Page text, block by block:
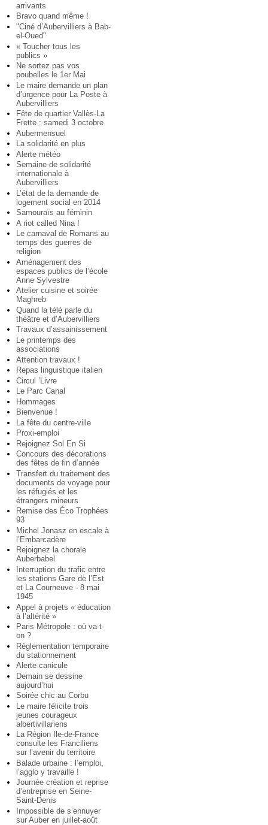
arrivants
Bravo quand même !
"Ciné d’Aubervilliers à Bab-
el-Oued"
« Toucher tous les
publics »
Ne sortez pas vos
poubelles le 1er Mai
Le maire demande un plan
d’urgence pour La Poste à
Aubervilliers
Fête de quartier Vallès-La
Frette : samedi 3 octobre
Aubermensuel
La solidarité en plus
Alerte météo
Semaine de solidarité
internationale à
Aubervilliers
L’état de la demande de
logement social en 2014
Samouraïs au féminin
A riot called Nina !
Le carnaval de Romans au
temps des guerres de
religion
Aménagement des
espaces publics de l’école
Anne Sylvestre
Atelier cuisine et soirée
Maghreb
Quand la télé parle du
théâtre et d’Aubervilliers
Travaux d’assainissement
Le printemps des
associations
Attention travaux !
Repas linguistique italien
Circul ’Livre
Le Parc Canal
Hommages
Bienvenue !
La fête du centre-ville
Proxi-emploi
Rejoignez Sol En Si
Concours des décorations
des fêtes de fin d’année
Transfert du traitement des
documents de voyage pour
les réfugiés et les
étrangers mineurs
Remise des Éco Trophées
93
Michel Jonasz en escale à
l’Embarcadère
Rejoignez la chorale
Auberbabel
Interruption du trafic entre
les stations Gare de l’Est
et La Courneuve - 8 mai
1945
Appel à projets « éducation
à l’altérité »
Paris Métropole : où va-t-
on ?
Réglementation temporaire
du stationnement
Alerte canicule
Demain se dessine
aujourd’hui
Soirée chic au Corbu
Le maire félicite trois
jeunes courageux
albertivillariens
La Région Ile-de-France
consulte les Franciliens
sur l’avenir du territoire
Balade urbaine : l’emploi,
l’agglo y travaille !
Journée création et reprise
d’entreprise en Seine-
Saint-Denis
Impossible de s’ennuyer
sur Auber en juillet-août